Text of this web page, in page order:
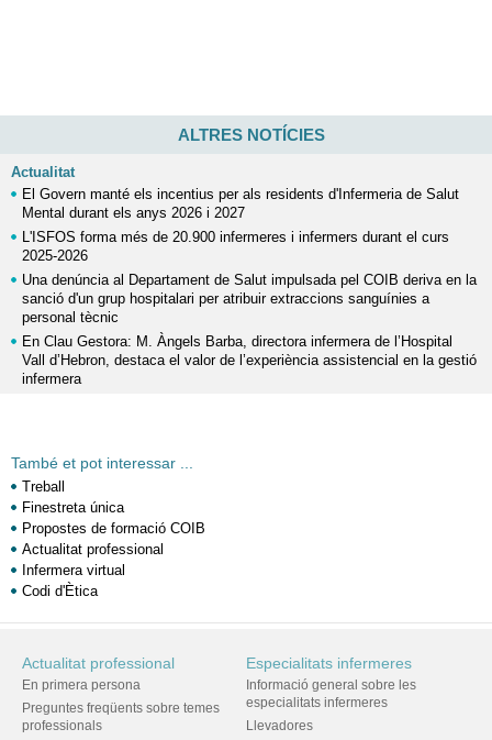
ALTRES NOTÍCIES
Actualitat
El Govern manté els incentius per als residents d'Infermeria de Salut
Mental durant els anys 2026 i 2027
L'ISFOS forma més de 20.900 infermeres i infermers durant el curs
2025-2026
Una denúncia al Departament de Salut impulsada pel COIB deriva en la
sanció d'un grup hospitalari per atribuir extraccions sanguínies a
personal tècnic
En Clau Gestora: M. Àngels Barba, directora infermera de l’Hospital
Vall d’Hebron, destaca el valor de l’experiència assistencial en la gestió
infermera
També et pot interessar ...
Treball
Finestreta única
Propostes de formació COIB
Actualitat professional
Infermera virtual
Codi d'Ètica
Actualitat professional
En primera persona
Preguntes freqüents sobre temes
professionals
Especialitats infermeres
Informació general sobre les
especialitats infermeres
Llevadores